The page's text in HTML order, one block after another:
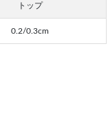
トップ
0.2/0.3cm